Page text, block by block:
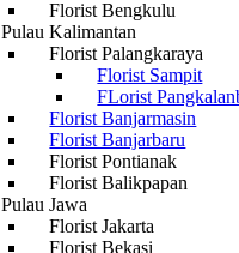
Florist Bengkulu
Pulau Kalimantan
Florist Palangkaraya
Florist Sampit
FLorist
Florist Banjarmasin
Florist Banjarbaru
Florist Pontianak
Florist Balikpapan
Pulau Jawa
Florist Jakarta
Florist Bekasi